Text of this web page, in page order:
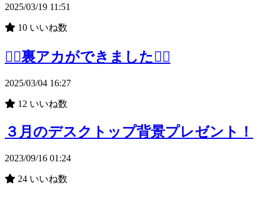
2025/03/19 11:51
10 いいね数
❤️‍🔥裏アカができました❤️‍🔥
2025/03/04 16:27
12 いいね数
３月のデスクトップ背景プレゼント！
2023/09/16 01:24
24 いいね数